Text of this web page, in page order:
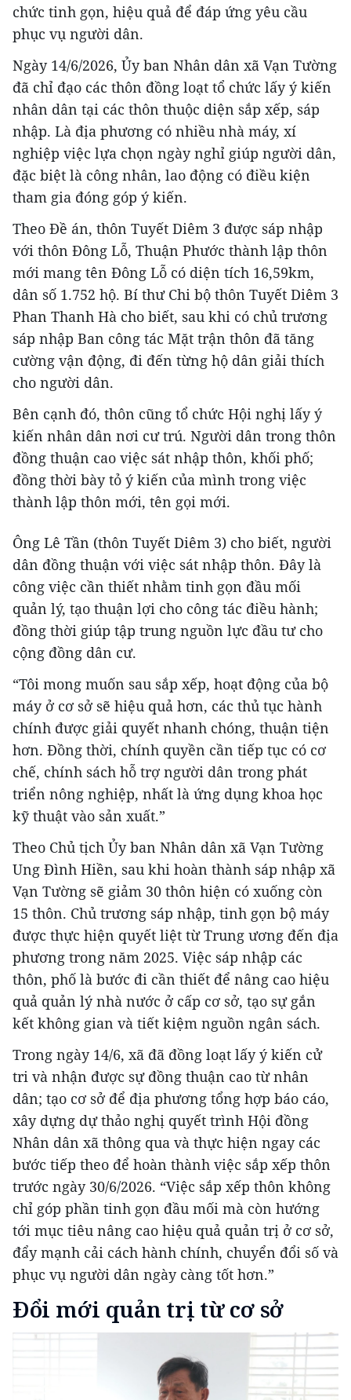
chức tinh gọn, hiệu quả để đáp ứng yêu cầu
phục vụ người dân.
Ngày 14/6/2026, Ủy ban Nhân dân xã Vạn Tường
đã chỉ đạo các thôn đồng loạt tổ chức lấy ý kiến
nhân dân tại các thôn thuộc diện sắp xếp, sáp
nhập. Là địa phương có nhiều nhà máy, xí
nghiệp việc lựa chọn ngày nghỉ giúp người dân,
đặc biệt là công nhân, lao động có điều kiện
tham gia đóng góp ý kiến.
Theo Đề án, thôn Tuyết Diêm 3 được sáp nhập
với thôn Đông Lỗ, Thuận Phước thành lập thôn
mới mang tên Đông Lỗ có diện tích 16,59km,
dân số 1.752 hộ. Bí thư Chi bộ thôn Tuyết Diêm 3
Phan Thanh Hà cho biết, sau khi có chủ trương
sáp nhập Ban công tác Mặt trận thôn đã tăng
cường vận động, đi đến từng hộ dân giải thích
cho người dân.
Bên cạnh đó, thôn cũng tổ chức Hội nghị lấy ý
kiến nhân dân nơi cư trú. Người dân trong thôn
đồng thuận cao việc sát nhập thôn, khối phố;
đồng thời bày tỏ ý kiến của mình trong việc
thành lập thôn mới, tên gọi mới.
Ông Lê Tần (thôn Tuyết Diêm 3) cho biết, người
dân đồng thuận với việc sát nhập thôn. Đây là
công việc cần thiết nhằm tinh gọn đầu mối
quản lý, tạo thuận lợi cho công tác điều hành;
đồng thời giúp tập trung nguồn lực đầu tư cho
cộng đồng dân cư.
“Tôi mong muốn sau sắp xếp, hoạt động của bộ
máy ở cơ sở sẽ hiệu quả hơn, các thủ tục hành
chính được giải quyết nhanh chóng, thuận tiện
hơn. Đồng thời, chính quyền cần tiếp tục có cơ
chế, chính sách hỗ trợ người dân trong phát
triển nông nghiệp, nhất là ứng dụng khoa học
kỹ thuật vào sản xuất.”
Theo Chủ tịch Ủy ban Nhân dân xã Vạn Tường
Ung Đình Hiền, sau khi hoàn thành sáp nhập xã
Vạn Tường sẽ giảm 30 thôn hiện có xuống còn
15 thôn. Chủ trương sáp nhập, tinh gọn bộ máy
được thực hiện quyết liệt từ Trung ương đến địa
phương trong năm 2025. Việc sáp nhập các
thôn, phố là bước đi cần thiết để nâng cao hiệu
quả quản lý nhà nước ở cấp cơ sở, tạo sự gắn
kết không gian và tiết kiệm nguồn ngân sách.
Trong ngày 14/6, xã đã đồng loạt lấy ý kiến cử
tri và nhận được sự đồng thuận cao từ nhân
dân; tạo cơ sở để địa phương tổng hợp báo cáo,
xây dựng dự thảo nghị quyết trình Hội đồng
Nhân dân xã thông qua và thực hiện ngay các
bước tiếp theo để hoàn thành việc sắp xếp thôn
trước ngày 30/6/2026. “Việc sắp xếp thôn không
chỉ góp phần tinh gọn đầu mối mà còn hướng
tới mục tiêu nâng cao hiệu quả quản trị ở cơ sở,
đẩy mạnh cải cách hành chính, chuyển đổi số và
phục vụ người dân ngày càng tốt hơn.”
Đổi mới quản trị từ cơ sở